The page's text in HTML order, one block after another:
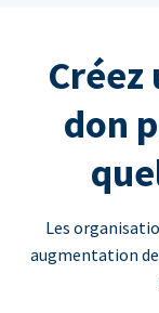
don
Les
augmentation